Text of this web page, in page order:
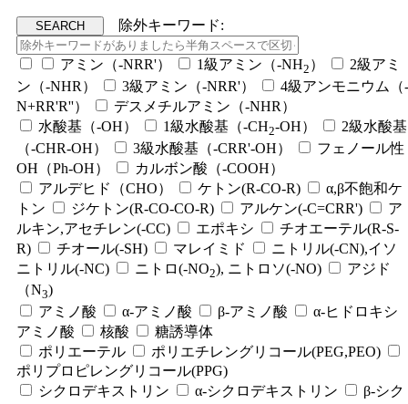
除外キーワード:
アミン（-NRR'） 1級アミン（-NH2 ）
2級アミ
ン（-NHR）
3級アミン（-NRR'）
4級アンモニウム（-
N+RR'R''）
デスメチルアミン（-NHR）
水酸基（-OH）
1級水酸基（-CH2-OH）
2級水酸基
（-CHR-OH）
3級水酸基（-CRR'-OH）
フェノール性
OH（Ph-OH）
カルボン酸（-COOH）
アルデヒド（CHO）
ケトン(R-CO-R)
α,β不飽和ケ
トン
ジケトン(R-CO-CO-R) アルケン(-C=CRR')
ア
ルキン,アセチレン(-CC)
エポキシ
チオエーテル(R-S-
R)
チオール(-SH) マレイミド
ニトリル(-CN),イソ
ニトリル(-NC)
ニトロ(-NO2), ニトロソ(-NO)
アジド
（N3)
アミノ酸
α-アミノ酸 β-アミノ酸
α-ヒドロキシ
アミノ酸
核酸
糖誘導体
ポリエーテル
ポリエチレングリコール(PEG,PEO)
ポリプロピレングリコール(PPG)
シクロデキストリン
α-シクロデキストリン
β-シク